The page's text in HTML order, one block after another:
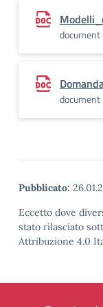
document
Pubblicato:
Eccetto dove
stato rilasciato
Attribuzione 4.0